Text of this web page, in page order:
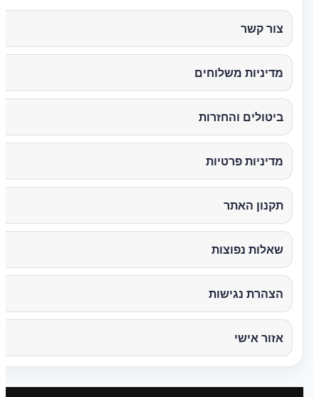
צור קשר
מדיניות משלוחים
ביטולים והחזרות
מדיניות פרטיות
תקנון האתר
שאלות נפוצות
הצהרת נגישות
אזור אישי